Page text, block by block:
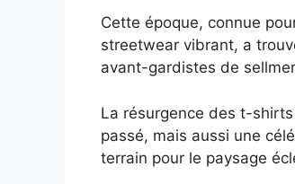
Cette époque, connue
streetwear vibrant, a
avant-gardistes de
La résurgence des t-
passé, mais aussi une
terrain pour le paysage